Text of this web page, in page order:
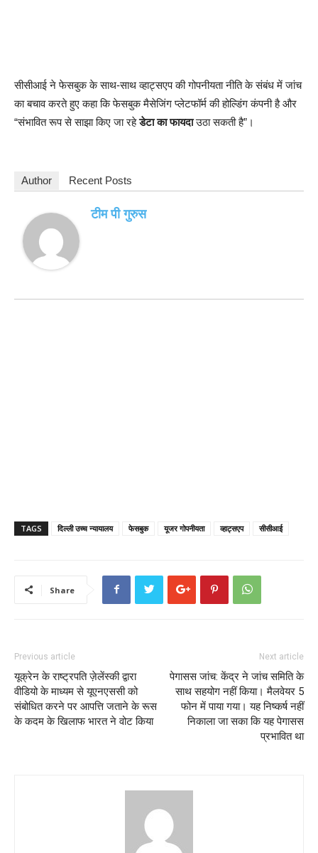
सीसीआई ने फेसबुक के साथ-साथ व्हाट्सएप की गोपनीयता नीति के संबंध में जांच
का बचाव करते हुए कहा कि फेसबुक मैसेजिंग प्लेटफॉर्म की होल्डिंग कंपनी है और
“संभावित रूप से साझा किए जा रहेडेटा का फायदाउठा सकती है”।
Author Recent Posts
टीम पी गुरुस
TAGS दिल्ली उच्च न्यायालय फेसबुक यूजर गोपनीयता व्हाट्सएप सीसीआई
Share
Previous article
यूक्रेन के राष्ट्रपति ज़ेलेंस्की द्वारा
वीडियो के माध्यम से यूएनएससी को
संबोधित करने पर आपत्ति जताने के रूस
के कदम के खिलाफ भारत ने वोट किया
Next article
पेगासस जांच: केंद्र ने जांच समिति के
साथ सहयोग नहीं किया। मैलवेयर 5
फोन में पाया गया। यह निष्कर्ष नहीं
निकाला जा सका कि यह पेगासस
प्रभावित था